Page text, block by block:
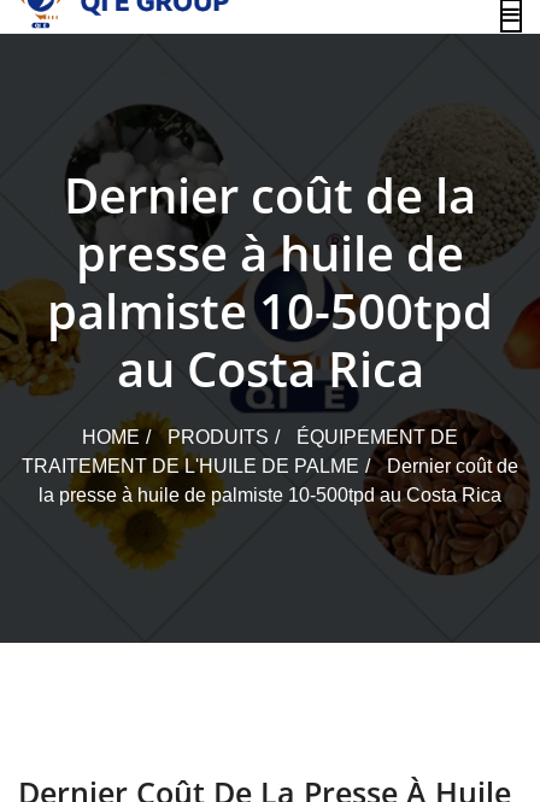
content
Dernier coût de la
presse à huile de
palmiste 10-500tpd
au Costa Rica
HOME PRODUITS
ÉQUIPEMENT DE
TRAITEMENT DE L'HUILE DE PALME
Dernier coût de
la presse à huile de palmiste 10-500tpd au Costa Rica
Dernier Coût De La Presse À Huile